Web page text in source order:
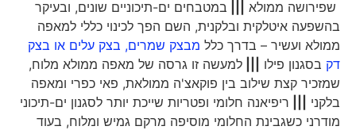
שפירושה ממולא|||
במטבחים ים-תיכוניים שונים, ובעיקר
בהשפעה איטלקית ובלקנית, השם הפך לכינוי כללי למאפה
ממולא ועשיר – בדרך כללמבצק שמרים, בצק עלים או בצק
בסגנון פילו|||
למעשה זו גרסה של מאפה ממולא מלוח,
שמזכיר קצת שילוב בין פוקאצ'ה ממולאת, פאי כפרי ומאפה
בלקני|||
ריפיאנה חלומי ופטריות שייכת יותר לסגנון ים-תיכוני
מודרני כשגבינת החלומי מוסיפה מרקם גמיש ומלוח, בעוד